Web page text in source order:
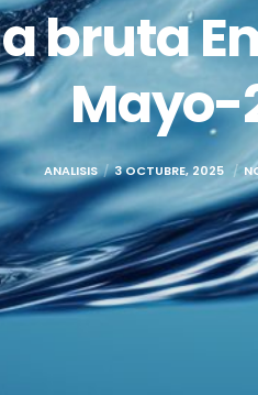
bruta
Mayo-
ANALISIS 3 OCTUBRE, 2025